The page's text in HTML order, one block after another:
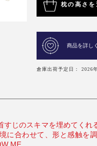
枕の高さを
商品を詳し
倉庫出荷予定日： 2026
すじのスキマを埋めてくれ
に合わせて、形と感触を
ME